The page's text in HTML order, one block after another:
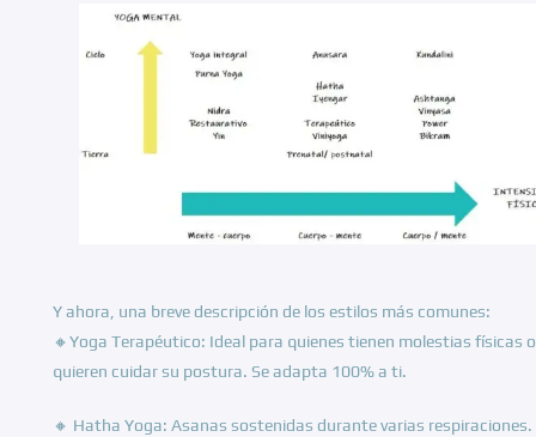
Y ahora, una breve descripción de los estilos más comunes:
🔸Yoga Terapéutico: Ideal para quienes tienen molestias físicas o
quieren cuidar su postura. Se adapta 100% a ti.
🔸 Hatha Yoga: Asanas sostenidas durante varias respiraciones.